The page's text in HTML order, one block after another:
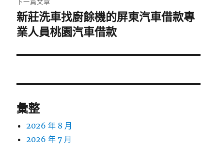
下
一
文
新莊洗車找廚餘機的屏東汽車借款專
業人員桃園汽車借款
彙整
2026 年 8 月
2026 年 7 月